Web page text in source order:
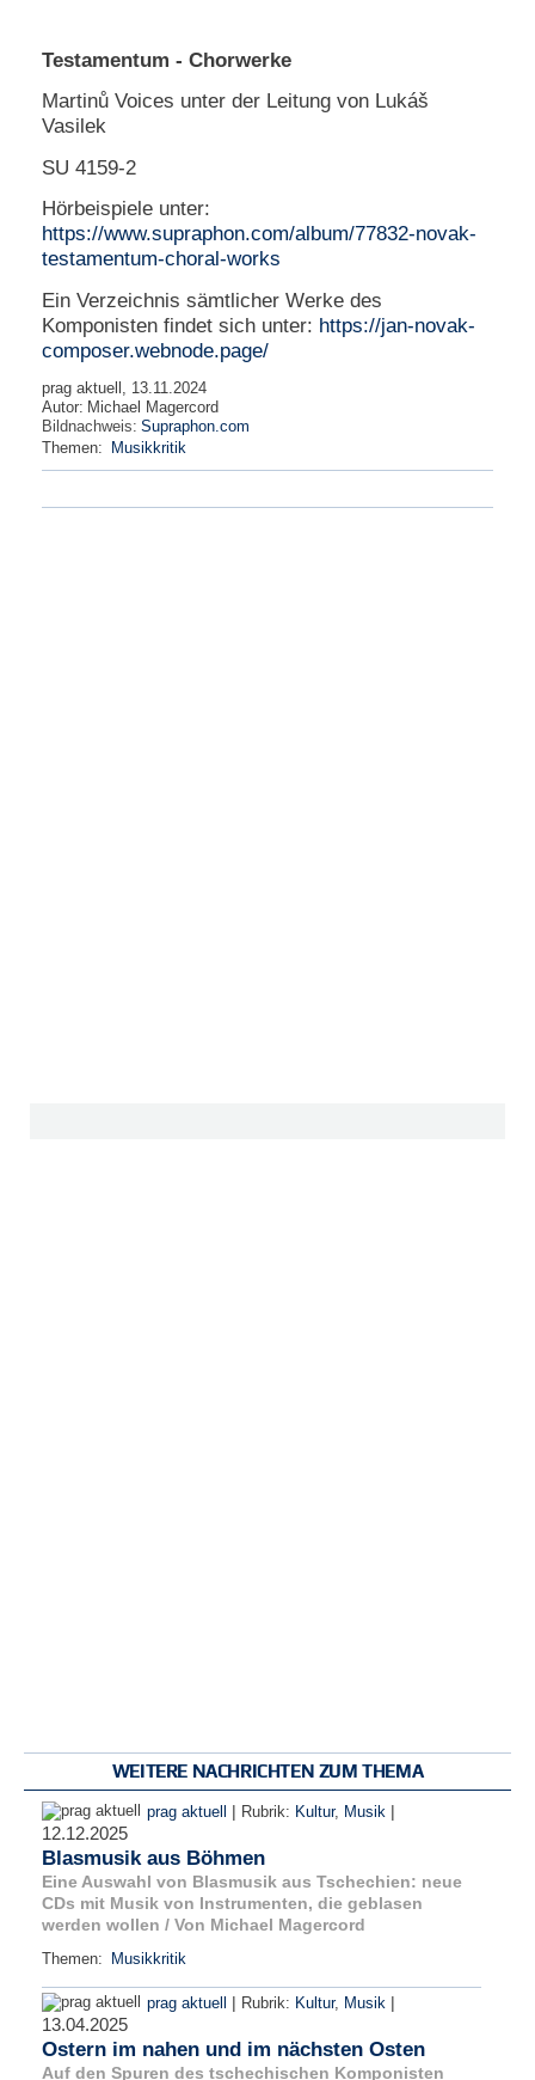
Testamentum - Chorwerke
Martinů Voices unter der Leitung von Lukáš
Vasilek
SU 4159-2
Hörbeispiele unter:
https://www.supraphon.com/album/77832-novak-
testamentum-choral-works
Ein Verzeichnis sämtlicher Werke des
Komponisten findet sich unter: https://jan-novak-
composer.webnode.page/
prag aktuell, 13.11.2024
Autor: Michael Magercord
Bildnachweis: Supraphon.com
Themen:
Musikkritik
WEITERE NACHRICHTEN ZUM THEMA
prag aktuell | Rubrik: Kultur, Musik |
12.12.2025
Blasmusik aus Böhmen
Eine Auswahl von Blasmusik aus Tschechien: neue
CDs mit Musik von Instrumenten, die geblasen
werden wollen / Von Michael Magercord
Themen: Musikkritik
prag aktuell | Rubrik: Kultur, Musik |
13.04.2025
Ostern im nahen und im nächsten Osten
Auf den Spuren des tschechischen Komponisten